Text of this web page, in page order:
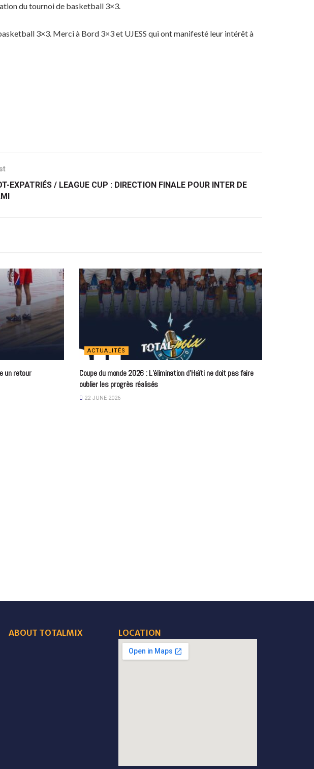
du tournoi de basketball 3×3.
3×3. Mercià Bord 3×3 et UJESS qui ont manifesté leur intérêt à
EXPATRIÉS / LEAGUE CUP : DIRECTION FINALE POUR INTER DE
un retour
ACTUALITÉS
Coupe du monde 2026 : L’élimination d’Haïti ne doit pas faire
oublier les progrès réalisés
22 JUNE 2026
ABOUT TOTALMIX LOCATION